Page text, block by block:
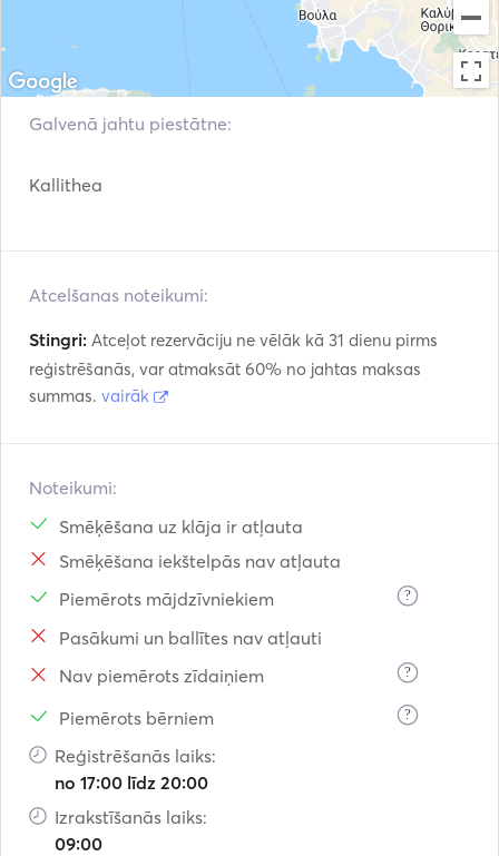
Galvenā jahtu piestātne:
Kallithea
Atcelšanas noteikumi:
Stingri: Atceļot rezervāciju ne vēlāk kā 31 dienu pirms
reģistrēšanās, var atmaksāt 60% no jahtas maksas
summas. vairāk
Noteikumi:
Smēķēšana uz klāja ir atļauta
Smēķēšana iekštelpās nav atļauta
Piemērots mājdzīvniekiem
?
Pasākumi un ballītes nav atļauti
Nav piemērots zīdaiņiem
?
Piemērots bērniem ?
Reģistrēšanās laiks:
no 17:00 līdz 20:00
Izrakstīšanās laiks:
09:00